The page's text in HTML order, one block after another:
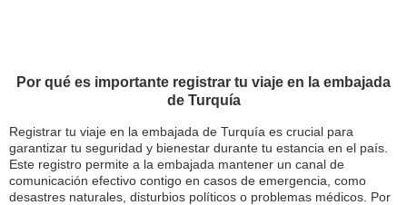
Por qué es importante registrar tu viaje en la embajada
de Turquía
Registrar tu viaje en la embajada de Turquía es crucial para
garantizar tu seguridad y bienestar durante tu estancia en el país.
Este registro permite a la embajada mantener un canal de
comunicación efectivo contigo en casos de emergencia, como
desastres naturales, disturbios políticos o problemas médicos. Por